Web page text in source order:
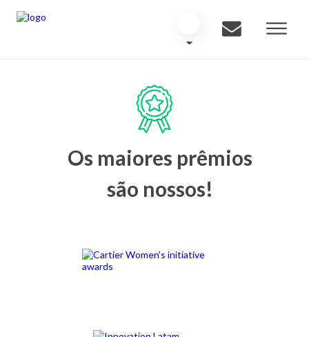
Os maiores prêmios
são nossos!